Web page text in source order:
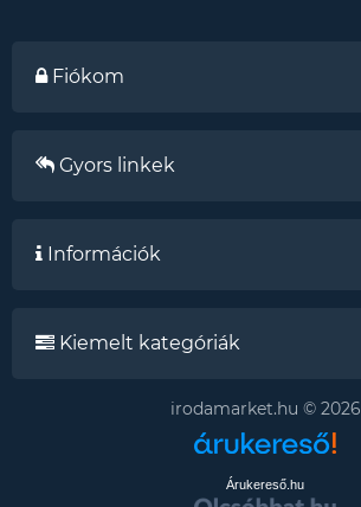
Fiókom
Gyors linkek
Információk
Kiemelt kategóriák
irodamarket.hu © 2026
Árukereső.hu